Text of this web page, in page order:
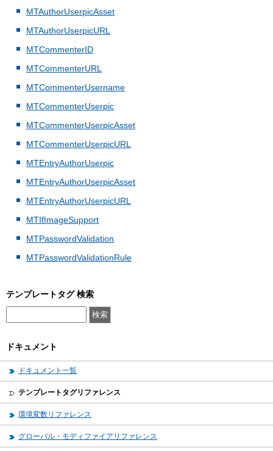
MTAuthorUserpicAsset
MTAuthorUserpicURL
MTCommenterID
MTCommenterURL
MTCommenterUsername
MTCommenterUserpic
MTCommenterUserpicAsset
MTCommenterUserpicURL
MTEntryAuthorUserpic
MTEntryAuthorUserpicAsset
MTEntryAuthorUserpicURL
MTIfImageSupport
MTPasswordValidation
MTPasswordValidationRule
テンプレートタグ 検索
ドキュメント
ドキュメント一覧
テンプレートタグリファレンス
環境変数リファレンス
グローバル・モディファイアリファレンス